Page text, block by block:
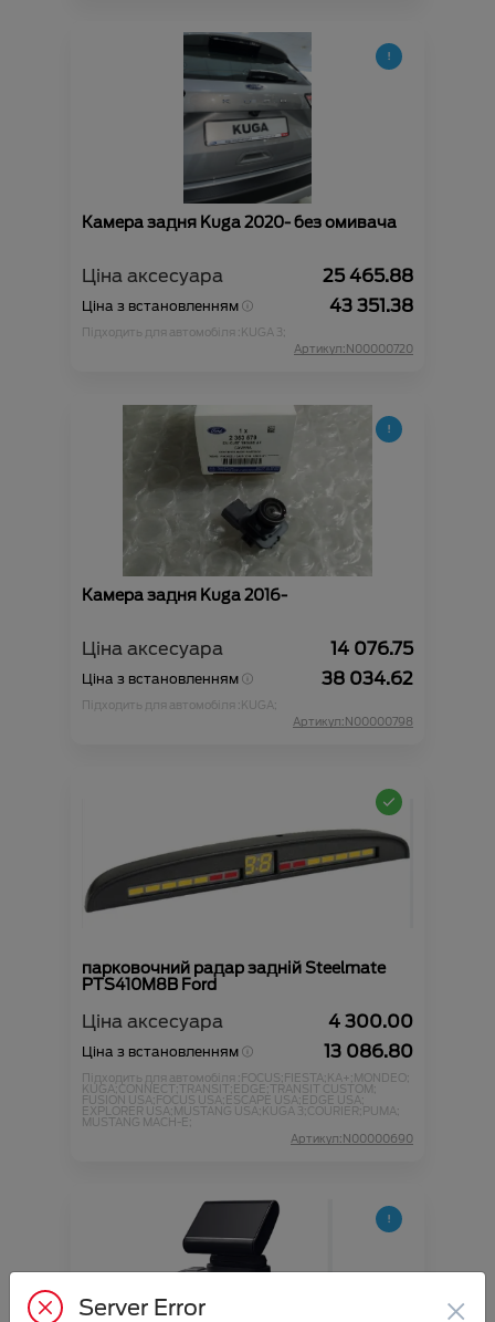
Камера задня Kuga 2020- без омивача
Ціна аксесуара 25 465.88
Ціна з встановленням 43 351.38
Підходить для автомобіля :KUGA 3;
Артикул:N00000720
Камера задня Kuga 2016-
Ціна аксесуара 14 076.75
Ціна з встановленням 38 034.62
Підходить для автомобіля :KUGA;
Артикул:N00000798
парковочний радар задній Steelmate
PTS410M8B Ford
Ціна аксесуара 4 300.00
Ціна з встановленням 13 086.80
Підходить для автомобіля :FOCUS;FIESTA;KA+;MONDEO;
KUGA;CONNECT;TRANSIT;EDGE;TRANSIT CUSTOM;
FUSION USA;FOCUS USA;ESCAPE USA;EDGE USA;
EXPLORER USA;MUSTANG USA;KUGA 3;COURIER;PUMA;
MUSTANG MACH-E;
Артикул:N00000690
Server Error ×